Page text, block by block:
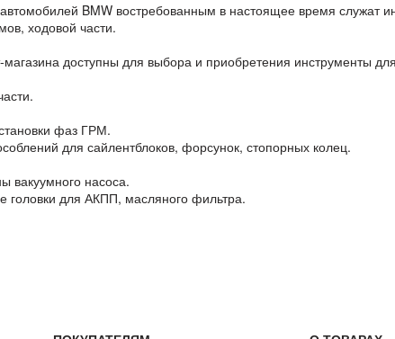
BMW востребованным в настоящее время служат
ходовой части.
доступны для выбора и приобретения инструменты
фаз ГРМ.
для сайлентблоков, форсунок, стопорных колец.
вакуумного насоса.
головки для АКПП, масляного фильтра.